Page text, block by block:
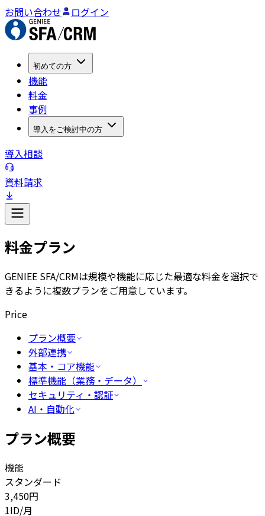
お問い合わせ ログイン
初めての方
機能
料金
事例
導入をご検討中の方
導入相談
資料請求
料金プラン
GENIEE SFA/CRMは規模や機能に応じた最適な料金を選択で
きるように複数プランをご用意しています。
Price
プラン概要
外部連携
基本・コア機能
標準機能（業務・データ）
セキュリティ・認証
AI・自動化
プラン概要
機能
スタンダード
3,450円
1ID/月